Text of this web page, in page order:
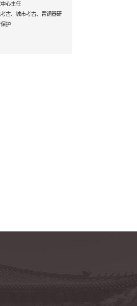
心主任
古、城市考古、青铜器研
护